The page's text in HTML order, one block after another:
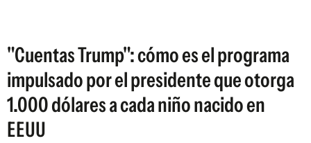
"Cuentas Trump": cómo es el programa
impulsado por el presidente que otorga
1.000 dólares a cada niño nacido en
EEUU